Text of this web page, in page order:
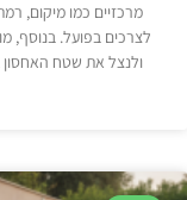
מרכזיים כמו מיקום,
לצרכים בפועל. בנוסף,
ולנצל את שטח האחסון